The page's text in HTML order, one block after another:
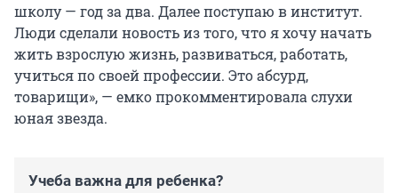
школу — год за два. Далее поступаю в институт.
Люди сделали новость из того, что я хочу начать
жить взрослую жизнь, развиваться, работать,
учиться по своей профессии. Это абсурд,
товарищи», — емко прокомментировала слухи
юная звезда.
Учеба важна для ребенка?